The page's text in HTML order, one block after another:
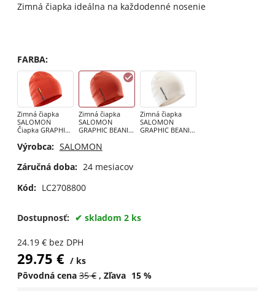
Zimná čiapka ideálna na každodenné nosenie
FARBA:
Zimná čiapka
SALOMON
Čiapka GRAPHIC
Zimná čiapka
SALOMON
GRAPHIC BEANIE
Zimná čiapka
SALOMON
GRAPHIC BEANIE
Výrobca: SALOMON
Záručná doba: 24 mesiacov
Kód: LC2708800
Dostupnosť: skladom 2 ks
24.19€ bez DPH
29.75 €
ks
Pôvodná cena 35€ Zľava 15%